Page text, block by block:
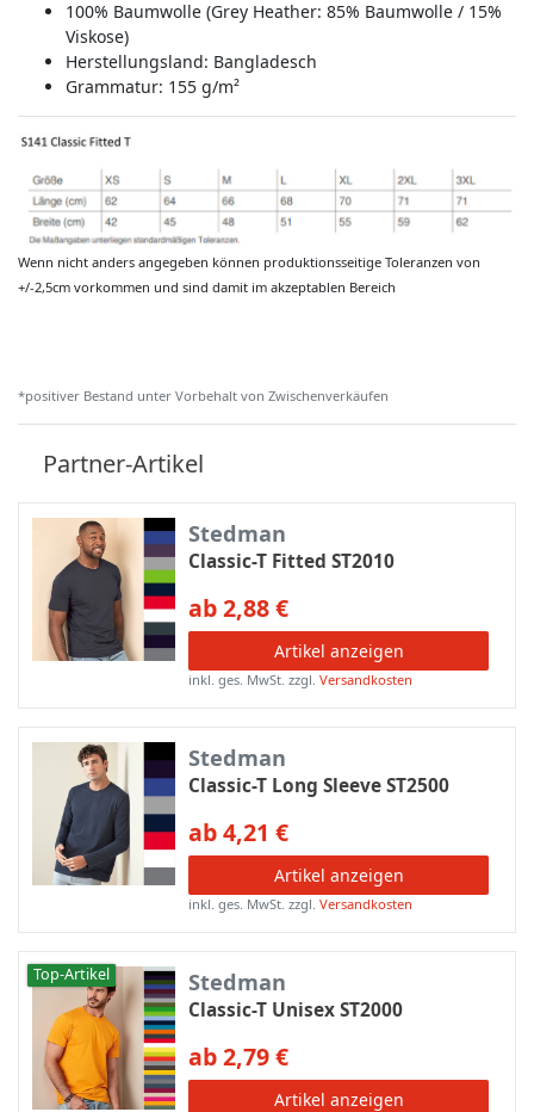
100% Baumwolle (Grey Heather: 85% Baumwolle / 15%
Viskose)
Herstellungsland: Bangladesch
Grammatur: 155 g/m²
Wenn nicht anders angegeben können produktionsseitige Toleranzen von
+/-2,5cm vorkommen und sind damit im akzeptablen Bereich
*positiver Bestand unter Vorbehalt von Zwischenverkäufen
Partner-Artikel
Stedman
Classic-T Fitted ST2010
ab 2,88 €
Artikel anzeigen
inkl. ges. MwSt. zzgl.Versandkosten
Stedman
Classic-T Long Sleeve ST2500
ab 4,21 €
Artikel anzeigen
inkl. ges. MwSt. zzgl.Versandkosten
Top-Artikel Stedman
Classic-T Unisex ST2000
ab 2,79 €
Artikel anzeigen